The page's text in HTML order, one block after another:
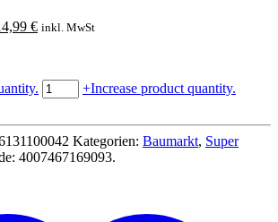
€Aktueller
inkl. MwSt
ANZÜNDWÜRFEL
768
XXL
Paket
(24
+Increase product quantity.
Kategorien: Baumarkt, Super
4007467169093.